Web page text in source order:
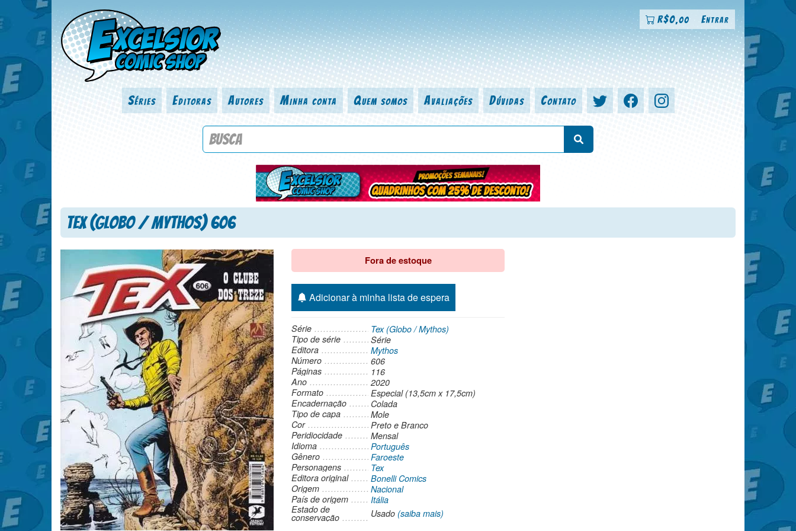
R$0,00 Entrar
Séries Editoras Autores Minha conta Quem somos Avaliações Dúvidas Contato
Procure por título da revista, personagem, série, escritor, desenhista, arte-finalista, colorista
Tex (Globo / Mythos) 606
Fora de estoque
Adicionar à minha lista de espera
Série
Tex (Globo / Mythos)
Tipo de série
Série
Editora
Mythos
Número
606
Páginas
116
Ano
2020
Formato
Especial (13,5cm x 17,5cm)
Encadernação
Colada
Tipo de capa
Mole
Cor
Preto e Branco
Peridiocidade
Mensal
Idioma
Português
Gênero
Faroeste
Personagens
Tex
Editora original
Bonelli Comics
Origem
Nacional
País de origem
Itália
Estado de
conservação Usado (saiba mais)